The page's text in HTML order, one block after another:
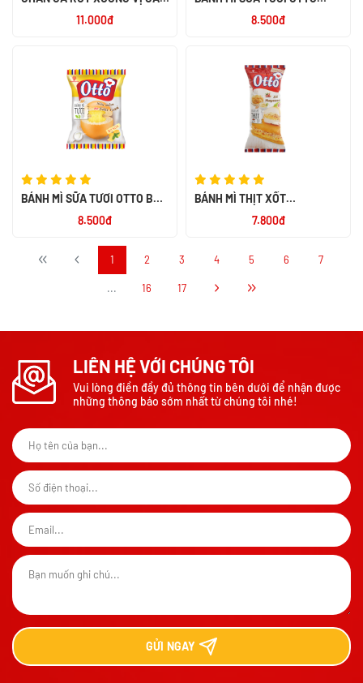
11.000đ 8.500đ
BÁNH MÌ SỮA TƯƠI OTTO BƠ
8.500đ
BÁNH MÌ THỊT XỐT
7.800đ
1 2 3 4 5 6 7
... 16 17
LIÊN HỆ VỚI CHÚNG TÔI
Vui lòng điền đầy đủ thông tin bên dưới để nhận được
những thông báo sớm nhất từ chúng tôi nhé!
GỬI NGAY